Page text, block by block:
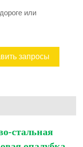
или
запросы
стальная